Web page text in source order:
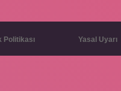
Politikası Yasal Uyarı